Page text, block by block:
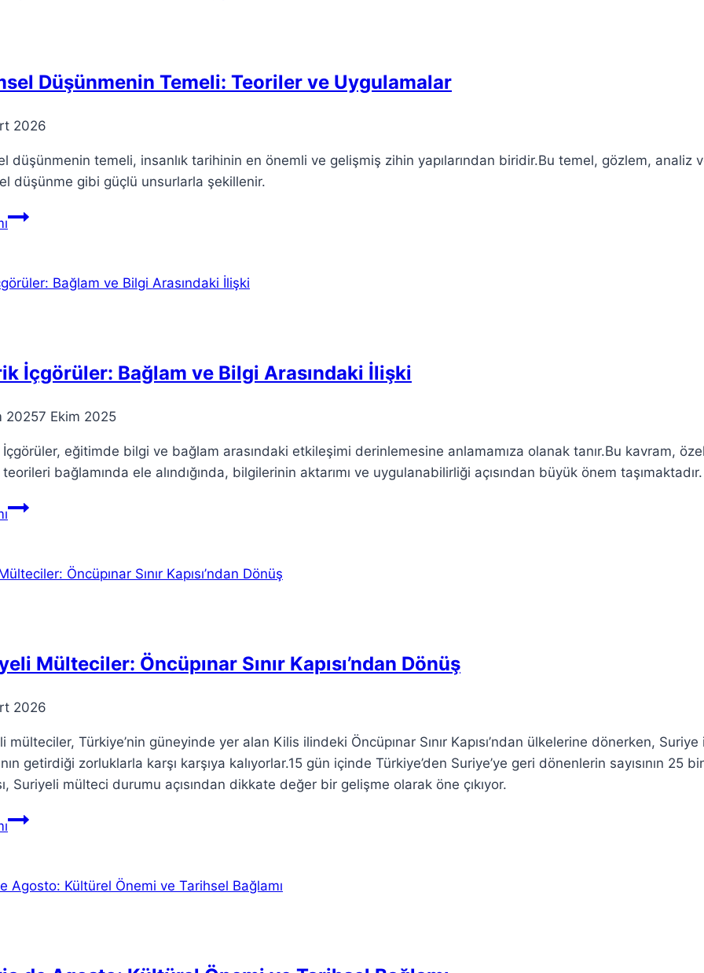
discord…Düşünmenin Temeli: Teoriler ve Uygulamalar
2026
düşünmenin temeli, insanlık tarihinin en önemli ve gelişmiş zihin yapılarından biridir.Bu temel, gözlem, analiz
düşünme gibi güçlü unsurlarla şekillenir.
Bilimsel
Teoriler
İçgörüler: Bağlam ve Bilgi Arasındaki İlişki
20257 Ekim 2025
eğitimde bilgi ve bağlam arasındaki etkileşimi derinlemesine anlamamıza olanak tanır.Bu kavram,
bağlamında ele alındığında, bilgilerinin aktarımı ve uygulanabilirliği açısından büyük önem taşımaktadır.
Teorik
ve
Mülteciler: Öncüpınar Sınır Kapısı’ndan Dönüş
2026
mülteciler, Türkiye’nin güneyinde yer alan Kilis ilindeki Öncüpınar Sınır Kapısı’ndan ülkelerine dönerken, Suriye
getirdiği zorluklarla karşı karşıya kalıyorlar.15 gün içinde Türkiye’den Suriye’ye geri dönenlerin sayısının 25
Suriyeli mülteci durumu açısından dikkate değer bir gelişme olarak öne çıkıyor.
Suriyeli
Sınır